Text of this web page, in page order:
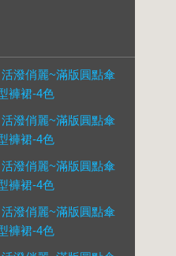
潑俏麗~滿版圓點傘
褲裙-4色
潑俏麗~滿版圓點傘
褲裙-4色
潑俏麗~滿版圓點傘
褲裙-4色
潑俏麗~滿版圓點傘
褲裙-4色